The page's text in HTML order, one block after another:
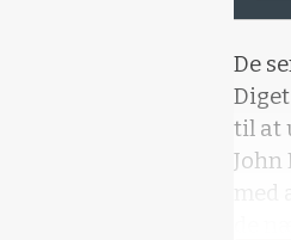
De
til at
John